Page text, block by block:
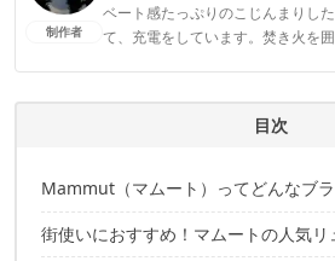
制作者
ベート感たっぷりのこじんまりし
て、充電をしています。焚き火を
目次
Mammut（マムート）ってどんなブ
マムートリュックのこんなところが良い
街使いにおすすめ！マムートの人気リ